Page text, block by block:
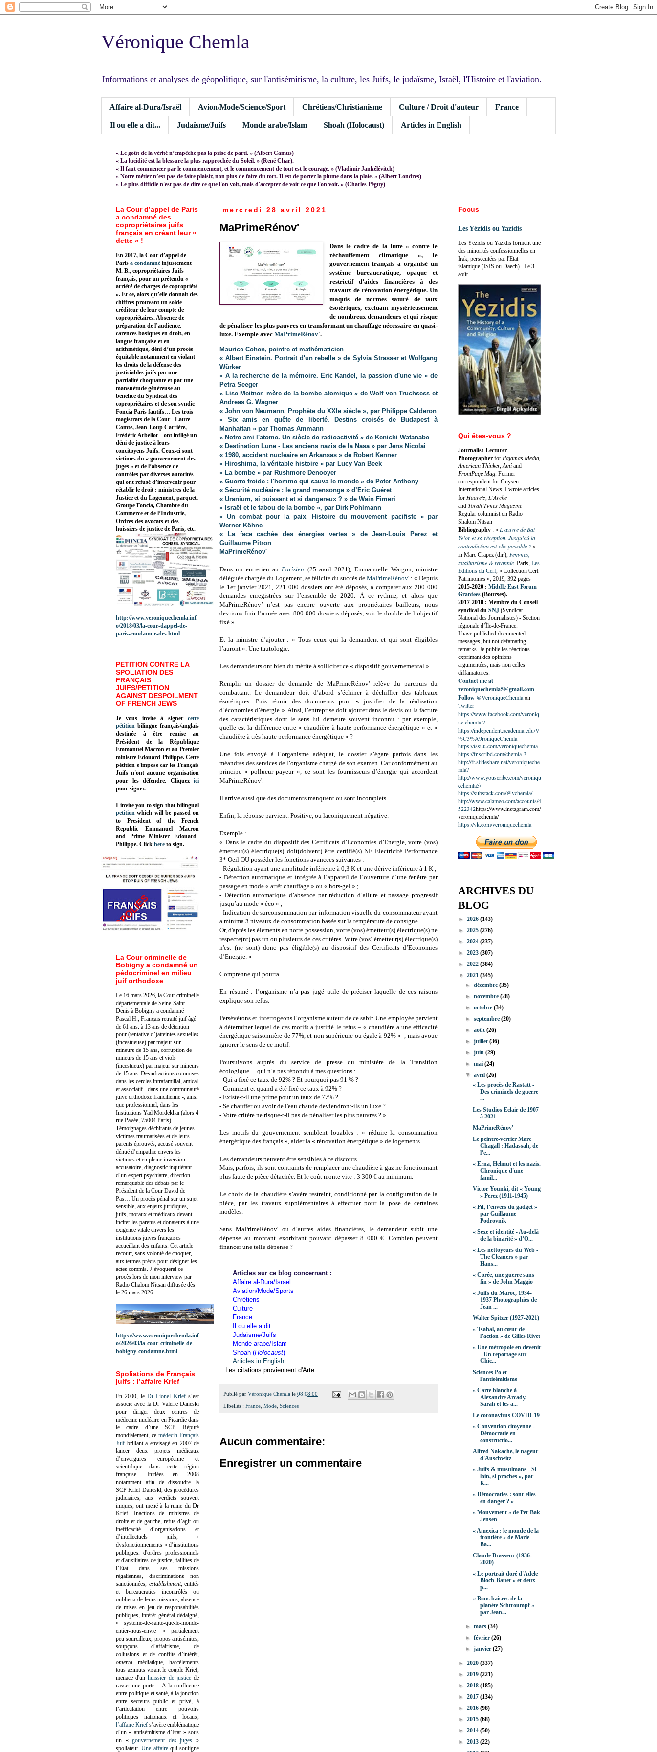
Véronique Chemla
Informations et analyses de géopolitique, sur l'antisémitisme, la culture, les Juifs, le judaïsme, Israël, l'Histoire et l'aviation.
Affaire al-Dura/Israël Avion/Mode/Science/Sport Chrétiens/Christianisme Culture / Droit d'auteur France
Il ou elle a dit... Judaïsme/Juifs Monde arabe/Islam Shoah (Holocaust) Articles in English
« Le goût de la vérité n’empêche pas la prise de parti. » (Albert Camus)
« La lucidité est la blessure la plus rapprochée du Soleil. » (René Char).
« Il faut commencer par le commencement, et le commencement de tout est le courage. » (Vladimir Jankélévitch)
« Notre métier n’est pas de faire plaisir, non plus de faire du tort. Il est de porter la plume dans la plaie. » (Albert Londres)
« Le plus difficile n'est pas de dire ce que l'on voit, mais d'accepter de voir ce que l'on voit. » (Charles Péguy)
mercredi 28 avril 2021
MaPrimeRénov'
Dans le cadre de la lutte « contre le
réchauffement climatique », le
gouvernement français a organisé un
système bureaucratique, opaque et
restrictif d’aides financières à des
travaux de rénovation énergétique. Un
maquis de normes saturé de taux
ésotériques, excluant mystérieusement
de nombreux demandeurs et qui risque
de pénaliser les plus pauvres en transformant un chauffage nécessaire en quasi-
luxe. Exemple avec MaPrimeRénov'.
Maurice Cohen, peintre et mathématicien
« Albert Einstein. Portrait d'un rebelle » de Sylvia Strasser et Wolfgang
Würker
« A la recherche de la mémoire. Eric Kandel, la passion d'une vie » de
Petra Seeger
« Lise Meitner, mère de la bombe atomique » de Wolf von Truchsess et
Andreas G. Wagner
« John von Neumann. Prophète du XXIe siècle », par Philippe Calderon
« Six amis en quête de liberté. Destins croisés de Budapest à
Manhattan » par Thomas Ammann
« Notre ami l'atome. Un siècle de radioactivité » de Kenichi Watanabe
« Destination Lune - Les anciens nazis de la Nasa » par Jens Nicolai
« 1980, accident nucléaire en Arkansas » de Robert Kenner
« Hiroshima, la véritable histoire » par Lucy Van Beek
« La bombe » par Rushmore Denooyer
« Guerre froide : l'homme qui sauva le monde » de Peter Anthony
« Sécurité nucléaire : le grand mensonge » d’Eric Guéret
« Uranium, si puissant et si dangereux ? » de Wain Fimeri
« Israël et le tabou de la bombe », par Dirk Pohlmann
« Un combat pour la paix. Histoire du mouvement pacifiste » par
Werner Köhne
« La face cachée des énergies vertes » de Jean-Louis Perez et
Guillaume Pitron
MaPrimeRénov'
Dans un entretien auParisien (25 avril 2021), Emmanuelle Wargon, ministre
déléguée chargée du Logement, se félicite du succès de MaPrimeRénov' : « Depuis
le 1er janvier 2021, 221 000 dossiers ont été déposés, à comparer aux 200 000
demandes enregistrées sur l’ensemble de 2020. À ce rythme, et alors que
MaPrimeRénov’ n’est pas encore ouverte aux propriétaires bailleurs, nous
devrions finir l’année avec 800 000 dossiers déposés, soit le double de l’objectif
fixé ».
Et la ministre d’ajouter : « Tous ceux qui la demandent et qui sont éligibles
l’auront ». Une tautologie.
Les demandeurs ont bien du mérite à solliciter ce « dispositif gouvernemental »
.
Remplir un dossier de demande de MaPrimeRénov' relève du parcours du
combattant. Le demandeur doit d’abord s’échiner à déchiffrer des tableaux
ésotériques. Puis réunir des documents pour « justifier de la réalisation
d’économies d’énergie ». Ainsi, l’entreprise doit ajouter dans le devis ou la facture
des caractéristiques dont le sens lui demeure souvent inconnu : par exemple,
quelle est la différence entre « chaudière à haute performance énergétique » et «
chaudière à très haute performance énergétique » ?
Une fois envoyé à l’organisme adéquat, le dossier s’égare parfois dans les
méandres des services de l’organisme chargé de son examen. Car conformément au
principe « pollueur payeur », ce sont les fournisseurs d’énergie qui accordent
MaPrimeRénov'.
Il arrive aussi que des documents manquent ou sont incomplets.
Enfin, la réponse parvient. Positive, ou laconiquement négative.
Exemple :
« Dans le cadre du dispositif des Certificats d’Economies d’Energie, votre (vos)
émetteur(s) électrique(s) doit(doivent) être certifié(s) NF Electricité Performance
3* Oeil OU posséder les fonctions avancées suivantes :
- Régulation ayant une amplitude inférieure à 0,3 K et une dérive inférieure à 1 K ;
- Détection automatique et intégrée à l’appareil de l’ouverture d’une fenêtre par
passage en mode « arrêt chauffage » ou « hors-gel » ;
- Détection automatique d’absence par réduction d’allure et passage progressif
jusqu’au mode « éco » ;
- Indication de surconsommation par information visuelle du consommateur ayant
a minima 3 niveaux de consommation basée sur la température de consigne.
Or, d'après les éléments en notre possession, votre (vos) émetteur(s) électrique(s) ne
respecte(nt) pas un ou plusieurs de ces critères. Votre (vos) émetteur(s) électrique(s)
n'est (ne sont) donc pas éligible(s) au dispositif des Certificats d’Economies
d’Energie. »
Comprenne qui pourra.
En résumé : l’organisme n’a pas jugé utile de préciser laquelle de ces raisons
explique son refus.
Persévérons et interrogeons l’organisme auteur de ce sabir. Une employée parvient
à déterminer lequel de ces motifs a justifié le refus – « chaudière a une efficacité
énergétique saisonnière de 77%, et non supérieure ou égale à 92% » -, mais avoue
ignorer le sens de ce motif.
Poursuivons auprès du service de presse du ministère de la Transition
écologique… qui n’a pas répondu à mes questions :
- Qui a fixé ce taux de 92% ? Et pourquoi pas 91 % ?
- Comment et quand a été fixé ce taux à 92% ?
- Existe-t-il une prime pour un taux de 77% ?
- Se chauffer ou avoir de l'eau chaude deviendront-ils un luxe ?
- Votre critère ne risque-t-il pas de pénaliser les plus pauvres ? »
Les motifs du gouvernement semblent louables : « réduire la consommation
énergétique des français », aider la « rénovation énergétique » de logements.
Les demandeurs peuvent être sensibles à ce discours.
Mais, parfois, ils sont contraints de remplacer une chaudière à gaz ne fonctionnant
plus faute de pièce détachée. Et le coût monte vite : 3 300 € au minimum.
Le choix de la chaudière s’avère restreint, conditionné par la configuration de la
pièce, par les travaux supplémentaires à effectuer pour la pose de certaines
modèles.
Sans MaPrimeRénov' ou d’autres aides financières, le demandeur subit une
dépense au montant exorbitant pouvant dépasser 8 000 €. Combien peuvent
financer une telle dépense ?
Articles sur ce blog concernant :
Affaire al-Dura/Israël
Aviation/Mode/Sports
Chrétiens
Culture
France
Il ou elle a dit...
Judaïsme/Juifs
Monde arabe/Islam
Shoah (Holocaust)
Articles in English
Les citations proviennent d'Arte.
Publié par Véronique Chemla le 08:08:00
Libellés : France Mode Sciences
Aucun commentaire:
Enregistrer un commentaire
La Cour d’appel de Paris
a condamné des
copropriétaires juifs
français en créant leur «
dette » !
En 2017, la Cour d’appel de
Paris a condamné injustement
M. B., copropriétaires Juifs
français, pour un prétendu «
arriéré de charges de copropriété
». Et ce, alors qu’elle donnait des
chiffres prouvant un solde
créditeur de leur compte de
copropriétaires. Absence de
préparation de l’audience,
carences basiques en droit, en
langue française et en
arithmétique, déni d’un procès
équitable notamment en violant
les droits de la défense des
justiciables juifs par une
partialité choquante et par une
mansuétude généreuse au
bénéfice du Syndicat des
copropriétaires et de son syndic
Foncia Paris fautifs… Les trois
magistrats de la Cour - Laure
Comte, Jean-Loup Carrière,
Frédéric Arbellot – ont infligé un
déni de justice à leurs
concitoyens Juifs. Ceux-ci sont
victimes du « gouvernement des
juges » et de l’absence de
contrôles par diverses autorités
qui ont refusé d’intervenir pour
rétablir le droit : ministres de la
Justice et du Logement, parquet,
Groupe Foncia, Chambre du
Commerce et de l’Industrie,
Ordres des avocats et des
huissiers de justice de Paris, etc.
http://www.veroniquechemla.inf
o/2018/03/la-cour-dappel-de-
paris-condamne-des.html
PETITION CONTRE LA
SPOLIATION DES
FRANÇAIS
JUIFS/PETITION
AGAINST DESPOILMENT
OF FRENCH JEWS
Je vous invite à signer cette
pétition bilingue français/anglais
destinée à être remise au
Président de la République
Emmanuel Macron et au Premier
ministre Edouard Philippe. Cette
pétition s'impose car les Français
Juifs n'ont aucune organisation
pour les défendre. Cliquez
ici
pour signer.
I invite you to sign that bilingual
petition which will be passed on
to President of the French
Republic Emmanuel Macron
and Prime Minister Edouard
Philippe. Click here to sign.
La Cour criminelle de
Bobigny a condamné un
pédocriminel en milieu
juif orthodoxe
Le 16 mars 2026, la Cour criminelle
départementale de Seine-Saint-
Denis à Bobigny a condamné
Pascal H., Français retraité juif âgé
de 61 ans, à 13 ans de détention
pour (tentative d’)atteintes sexuelles
(incestueuse) par majeur sur
mineurs de 15 ans, corruption de
mineurs de 15 ans et viols
(incestueux) par majeur sur mineurs
de 15 ans. Desinfractions commises
dans les cercles intrafamilial, amical
et associatif - dans une communauté
juive orthodoxe francilienne -, ainsi
que professionnel, dans les
Institutions Yad Mordekhaï (alors 4
rue Pavée, 75004 Paris).
Témoignages déchirants de jeunes
victimes traumatisées et de leurs
parents éprouvés, accusé souvent
dénué d’empathie envers les
victimes et en pleine inversion
accusatoire, diagnostic inquiétant
d’un expert psychiatre, direction
remarquable des débats par le
Président de la Cour David de
Pas… Un procès pénal sur un sujet
sensible, aux enjeux juridiques,
juifs, moraux et médicaux devant
inciter les parents et donateurs à une
exigence vitale envers les
institutions juives françaises
accueillant des enfants. Cet article
recourt, sans volonté de choquer,
aux termes précis pour désigner les
actes commis. J’évoquerai ce
procès lors de mon interview par
Radio Chalom Nitsan diffusée dès
le 26 mars 2026.
https://www.veroniquechemla.inf
o/2026/03/la-cour-criminelle-de-
bobigny-condamne.html
Spoliations de Français
juifs : l’affaire Krief
En 2000, le Dr Lionel Kriefs’est
associé avec la Dr Valérie Daneski
pour diriger deux centres de
médecine nucléaire en Picardie dans
le cadre d’une SCP. Réputé
mondialement, ce médecin Français
Juif brillant a envisagé en 2007 de
lancer deux projets médicaux
d’envergures européenne et
scientifique dans cette région
française. Initiées en 2008
notamment afin de dissoudre la
SCP Krief Daneski, des procédures
judiciaires, aux verdicts souvent
iniques, ont mené à la ruine du Dr
Krief. Inactions de ministres de
droite et de gauche, refus d’agir ou
inefficacité d’organisations et
d’intellectuels juifs, «
dysfonctionnements » d’institutions
publiques, d'ordres professionnels
et d'auxiliaires de justice, faillites de
l’Etat dans ses missions
régaliennes, discriminations non
sanctionnées, establishment, entités
et bureaucraties incontrôlés ou
oublieux de leurs missions, absence
de mises en jeu de responsabilités
publiques, intérêt général dédaigné,
« système-de-santé-que-le-monde-
entier-nous-envie » partialement
peu sourcilleux, propos antisémites,
soupçons d’affairisme, de
collusions et de conflits d’intérêt,
omerta médiatique, harcèlements
tous azimuts visant le couple Krief,
menace d'unhuissier de justicede
casser une porte… A la confluence
entre politique et santé, à la jonction
entre secteurs public et privé, à
l’articulation entre pouvoirs
politiques nationaux et locaux,
l’affaire Krief s’avère emblématique
d’un « antisémitisme d’Etat » sous
un «gouvernement des juges »
spoliateur.Une affairequi souligne
Focus
Les Yézidis ou Yazidis
Les Yézidis ou Yazidis forment une
des minorités confessionnelles en
Irak, persécutées par l'Etat
islamique (ISIS ou Daech). Le 3
août...
Qui êtes-vous ?
Journalist-Lecturer-
Photographer for Pajamas Media,
American Thinker, Ami and
FrontPage Mag. Former
correspondent for Guysen
International News. I wrote articles
for Haaretz, L'Arche
and Torah Times Magazine
Regular columnist on Radio
Shalom Nitsan
Bibliography : « L’œuvre de Bat
Ye’or et sa réception. Jusqu’où la
contradiction est-elle possible ? »
in Marc Crapez (dir.), Femmes,
totalitarisme & tyrannie. Paris, Les
Editions du Cerf, « Collection Cerf
Patrimoines », 2019, 392 pages
2015-2020 : Middle East Forum
Grantees (Bourses).
2017-2018 : Membre du Conseil
syndical du SNJ (Syndicat
National des Journalistes) - Section
régionale d’Île-de-France.
I have published documented
messages, but not defamating
remarks. Je publie les réactions
exprimant des opinions
argumentées, mais non celles
diffamatoires.
Contact me at
veroniquechemla5@gmail.com
Follow @VeroniqueChemlaon
Twitter
https://www.facebook.com/veroniq
ue.chemla.7
https://independent.academia.edu/V
%C3%A9roniqueChemla
https://issuu.com/veroniquechemla
https://fr.scribd.com/chemla-3
http://fr.slideshare.net/veroniqueche
mla7
http://www.youscribe.com/veroniqu
echemla5/
https://substack.com/@vchemla/
http://www.calameo.com/accounts/4
522342https://www.instagram.com/
veroniquechemla/
https://vk.com/veroniquechemla
ARCHIVES DU
BLOG
► 2026 (143)
► 2025 (276)
► 2024 (237)
► 2023 (307)
► 2022 (384)
▼ 2021 (345)
►décembre(35)
►novembre(28)
►octobre(34)
►septembre(20)
►août(26)
►juillet(36)
►juin(29)
►mai(24)
▼avril(26)
« Les procès de Rastatt -
Des criminels de guerre
...
Les Studios Eclair de 1907
à 2021
MaPrimeRénov'
Le peintre-verrier Marc
Chagall : Hadassah, de
l’e...
« Erna, Helmut et les nazis.
Chronique d'une
famil...
Victor Younki, dit « Young
» Perez (1911-1945)
« Pif, l’envers du gadget »
par Guillaume
Podrovnik
« Sexe et identité - Au-delà
de la binarité » d’O...
« Les nettoyeurs du Web -
The Cleaners » par
Hans...
« Corée, une guerre sans
fin » de John Maggio
« Juifs du Maroc, 1934-
1937 Photographies de
Jean ...
Walter Spitzer (1927-2021)
« Tsahal, au cœur de
l’action » de Gilles Rivet
« Une métropole en devenir
- Un reportage sur
Chic...
Sciences Po et
l'antisémitisme
« Carte blanche à
Alexandre Arcady.
Sarah et les a...
Le coronavirus COVID-19
« Convention citoyenne -
Démocratie en
constructio...
Alfred Nakache, le nageur
d'Auschwitz
« Juifs & musulmans - Si
loin, si proches », par
K...
« Démocraties : sont-elles
en danger ? »
« Mouvement » de Per Bak
Jensen
« Amexica : le monde de la
frontière » de Marie
Ba...
Claude Brasseur (1936-
2020)
« Le portrait doré d'Adele
Bloch-Bauer » et deux
p...
« Bons baisers de la
planète Schtroumpf »
par Jean...
►mars(34)
►février(26)
►janvier(27)
► 2020 (337)
► 2019 (221)
► 2018 (185)
► 2017 (134)
► 2016 (98)
► 2015 (68)
► 2014 (50)
► 2013 (22)